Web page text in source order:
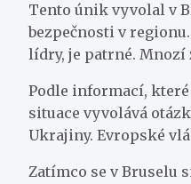
Tento únik vyvolal v
bezpečnosti v
lídry, je patrné.
Podle informací,
situace vyvolává
Ukrajiny. Evropské
Zatímco se v Bruselu